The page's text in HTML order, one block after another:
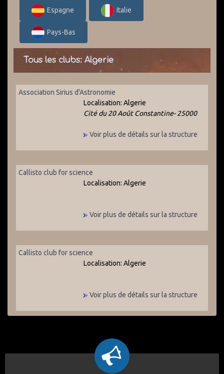
Espagne Italie
Pays-Bas
Tous les clubs: Algerie
Association Sirius d'Astronomie
Localisation: Algerie
Cité du 20 Août Constantine- 25000
Voir plus de détails sur la structure
Callisto club for science
Localisation: Algerie
Voir plus de détails sur la structure
Callisto club for science
Localisation: Algerie
Voir plus de détails sur la structure